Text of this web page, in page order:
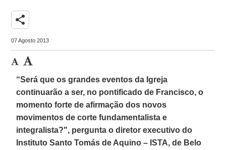
share
07 Agosto 2013
“Será que os grandes eventos da Igreja
continuarão a ser, no pontificado de Francisco, o
momento forte de afirmação dos novos
movimentos de corte fundamentalista e
integralista?", pergunta o diretor executivo do
Instituto Santo Tomás de Aquino – ISTA, de Belo